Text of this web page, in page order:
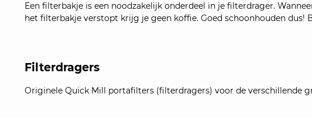
Een filterbakje is een noodzakelijk onderdeel in je filterdrager.
het filterbakje verstopt krijg je geen koffie. Goed schoonhouden dus!
Filterdragers
Originele Quick Mill portafilters (filterdragers) voor de verschillende